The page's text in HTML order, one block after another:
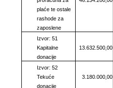
plaće te ostale
rashode za
zaposlene
Izvor: 51
Kapitalne
donacije
13.632.500,00
Izvor: 52
Tekuće
donacije
3.180.000,00